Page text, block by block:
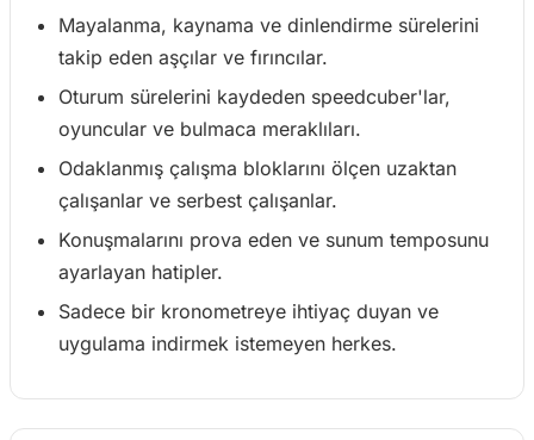
Mayalanma, kaynama ve dinlendirme sürelerini
takip eden aşçılar ve fırıncılar.
Oturum sürelerini kaydeden speedcuber'lar,
oyuncular ve bulmaca meraklıları.
Odaklanmış çalışma bloklarını ölçen uzaktan
çalışanlar ve serbest çalışanlar.
Konuşmalarını prova eden ve sunum temposunu
ayarlayan hatipler.
Sadece bir kronometreye ihtiyaç duyan ve
uygulama indirmek istemeyen herkes.